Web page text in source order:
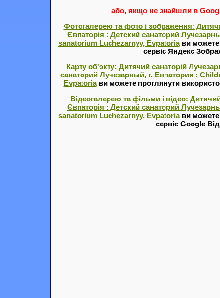
або, якщо не знайшли в
Фотогалерею та фото і зображення:
Євпаторія : Детский санаторий
sanatorium Luchezarnyy, Evpatoriaви можете
сервіс Яндекс
Карту об'экту: Дитячий санаторій
санаторий Лучезарный, г. Евпатория :
Evpatoriaви можете проглянути
Відеогалерею та фільми і відео:
Євпаторія : Детский санаторий
sanatorium Luchezarnyy, Evpatoriaви можете
сервіс Google